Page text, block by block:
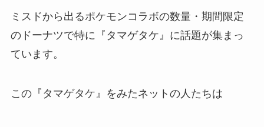
ミスドから出るポケモンコラボの数量・期間限定
のドーナツで特に『タマゲタケ』に話題が集まっ
ています。
この『タマゲタケ』をみたネットの人たちは